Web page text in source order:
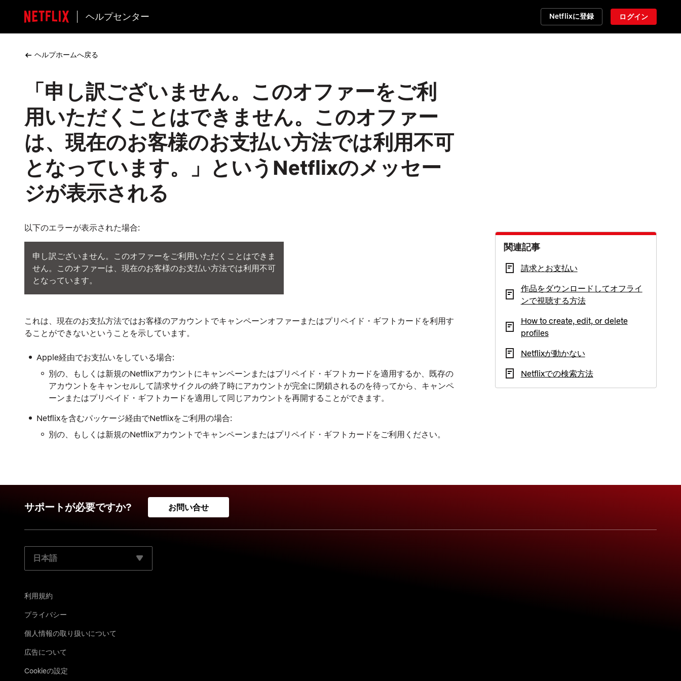
ヘルプセンター Netflixに登録 ログイン
ヘルプホームへ戻る
「申し訳ございません。このオファーをご利
用いただくことはできません。このオファー
は、現在のお客様のお支払い方法では利用不可
となっています。」というNetflixのメッセー
ジが表示される
以下のエラーが表示された場合:
申し訳ございません。このオファーをご利用いただくことはできま
せん。このオファーは、現在のお客様のお支払い方法では利用不可
となっています。
これは、現在のお支払方法ではお客様のアカウントでキャンペーンオファーまたはプリペイド・ギフトカードを利用す
ることができないということを示しています。
Apple経由でお支払いをしている場合:
別の、もしくは新規のNetflixアカウントにキャンペーンまたはプリペイド・ギフトカードを適用するか、既存の
アカウントをキャンセルして請求サイクルの終了時にアカウントが完全に閉鎖されるのを待ってから、キャンペ
ーンまたはプリペイド・ギフトカードを適用して同じアカウントを再開することができます。
Netflixを含むパッケージ経由でNetflixをご利用の場合:
別の、もしくは新規のNetflixアカウントでキャンペーンまたはプリペイド・ギフトカードをご利用ください。
関連記事
請求とお支払い
作品をダウンロードしてオフライ
ンで視聴する方法
How to create, edit, or delete
profiles
Netflixが動かない
Netflixでの検索方法
サポートが必要ですか? お問い合せ
ご使用になる言語を選択してください:
利用規約
プライバシー
個 人情 報 の取 り 扱 い につ い て
広告について
Cookieの設定